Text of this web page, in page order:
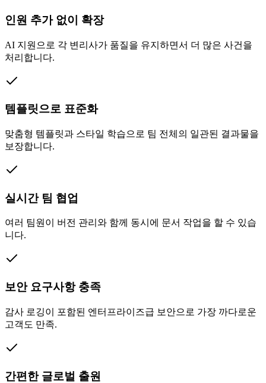
인원 추가 없이 확장
AI 지원으로 각 변리사가 품질을 유지하면서 더 많은 사건을
처리합니다.
템플릿으로 표준화
맞춤형 템플릿과 스타일 학습으로 팀 전체의 일관된 결과물을
보장합니다.
실시간 팀 협업
여러 팀원이 버전 관리와 함께 동시에 문서 작업을 할 수 있습
니다.
보안 요구사항 충족
감사 로깅이 포함된 엔터프라이즈급 보안으로 가장 까다로운
고객도 만족.
간편한 글로벌 출원